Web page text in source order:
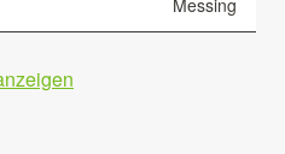
Messing